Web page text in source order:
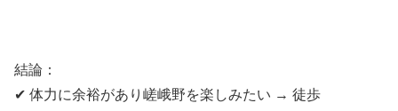
結論：
✔ 体力に余裕があり嵯峨野を楽しみたい → 徒歩